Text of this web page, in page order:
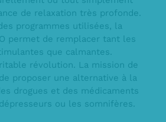
de relaxation très profonde.
programmes utilisées, la
permet de remplacer tant les
que calmantes.
révolution. La mission de
proposer une alternative à la
drogues et des médicaments
ou les somnifères.